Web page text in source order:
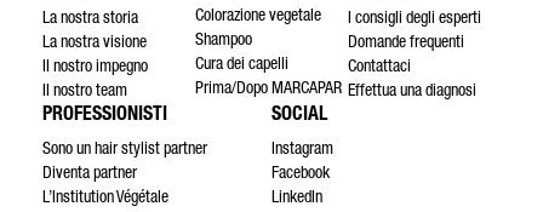
La nostra storia
La nostra visione
Il nostro impegno
Il nostro team
Colorazione vegetale
Shampoo
Cura dei capelli
Prima/Dopo MARCAPAR
I consigli degli esperti
Domande frequenti
Contattaci
Effettua una diagnosi
PROFESSIONISTI
Sono un hair stylist partner
Diventa partner
L’Institution Végétale
SOCIAL
Instagram
Facebook
LinkedIn